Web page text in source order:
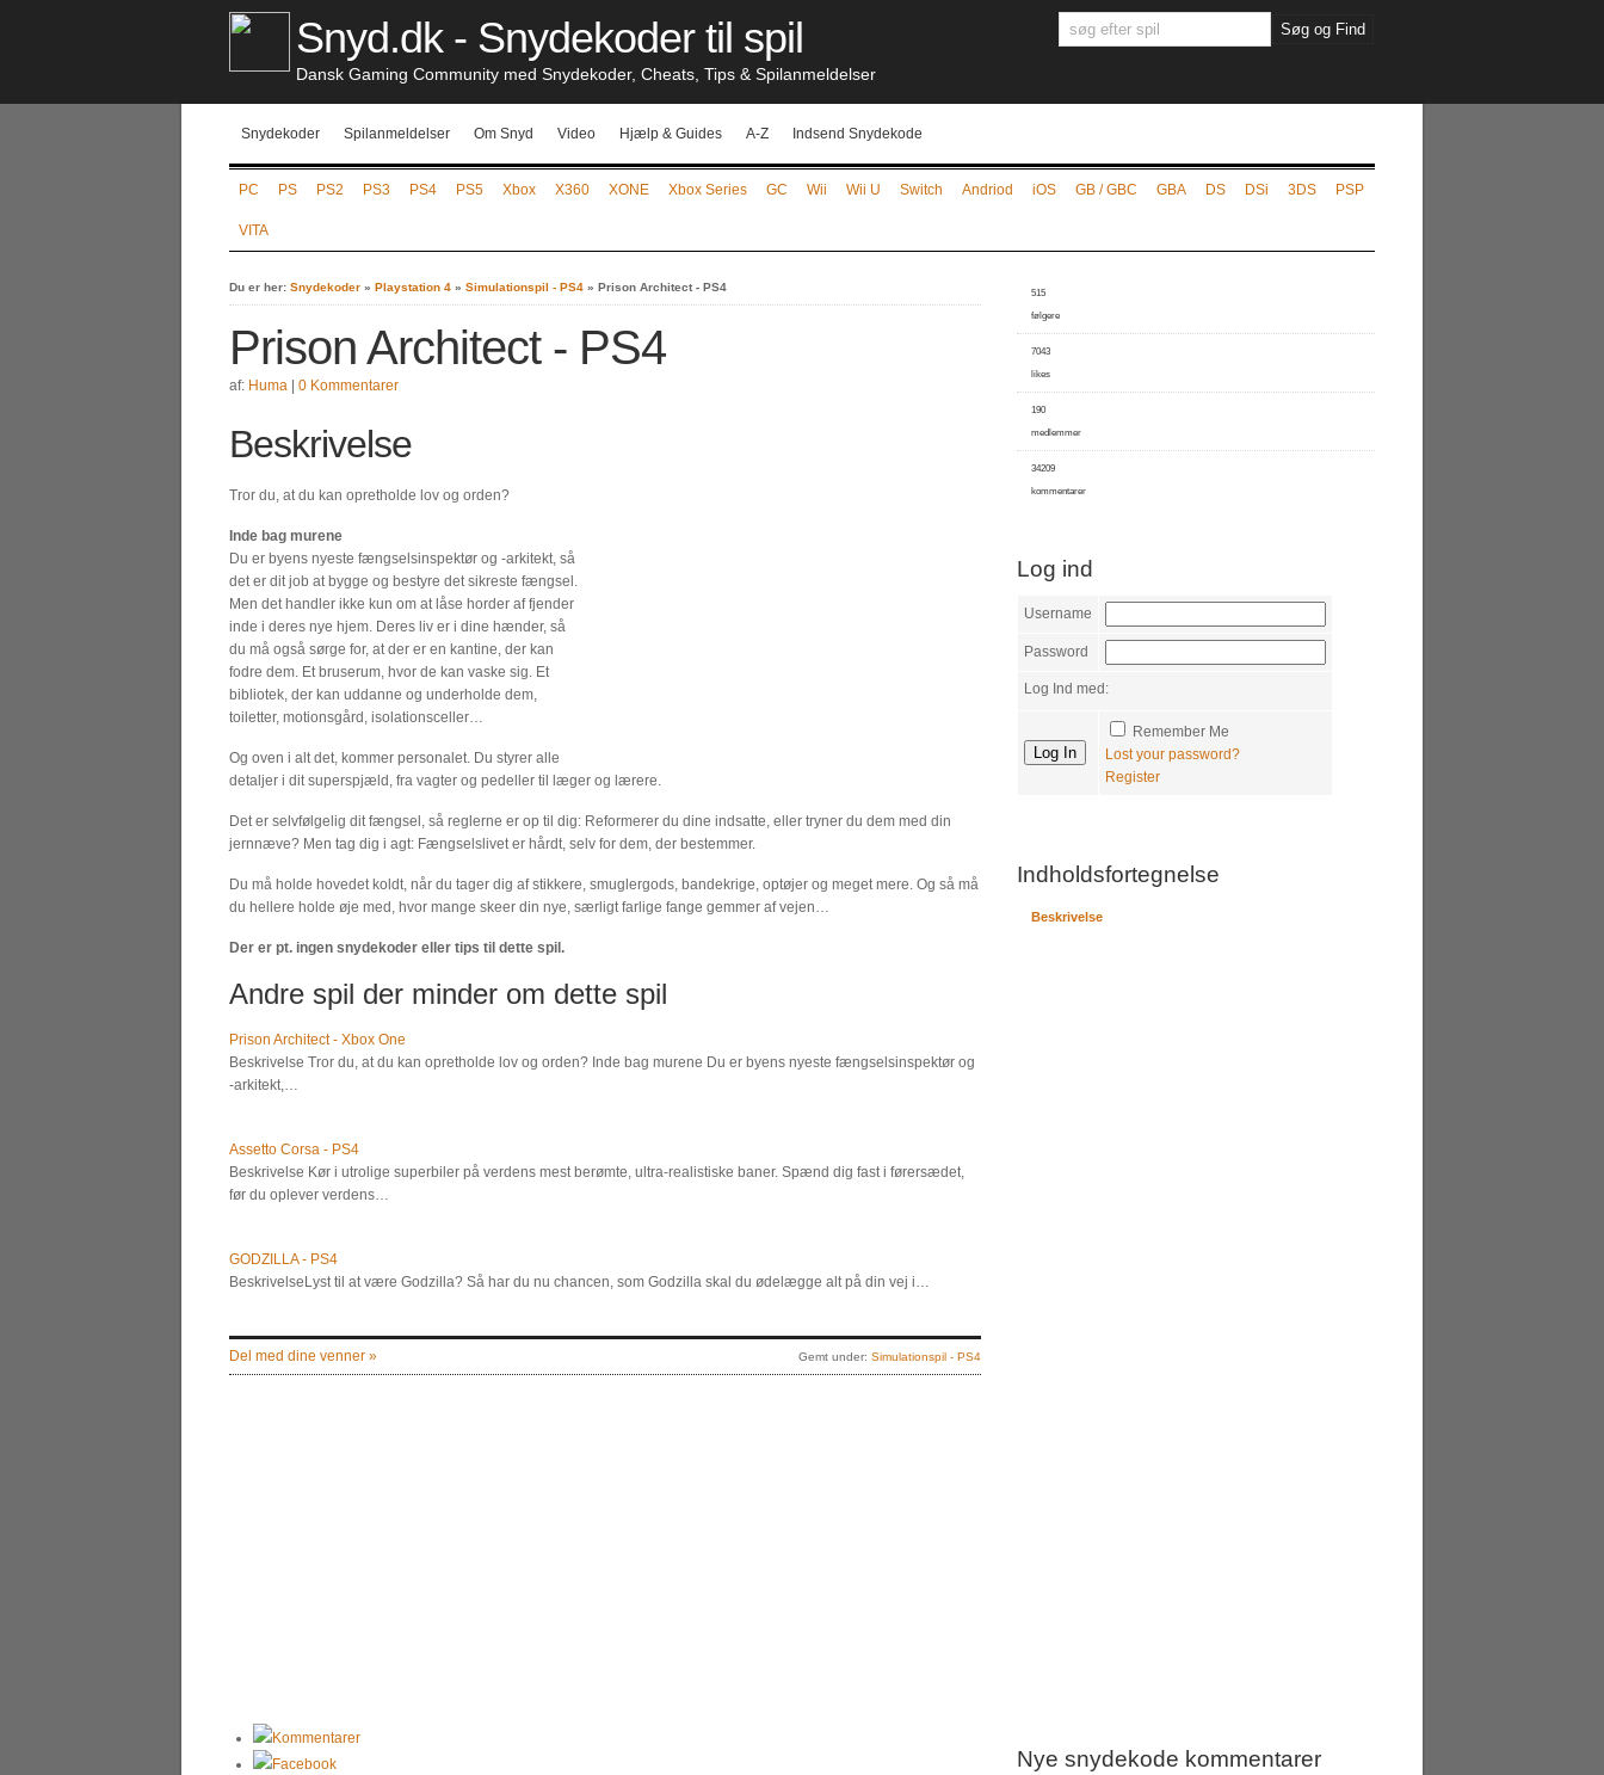
Snyd.dk - Snydekoder til spil
Dansk Gaming Community med Snydekoder, Cheats, Tips & Spilanmeldelser
Snydekoder Spilanmeldelser Om Snyd Video Hjælp & Guides A-Z Indsend Snydekode
PC PS PS2 PS3 PS4 PS5 Xbox X360 XONE Xbox Series GC Wii Wii U Switch Andriod iOS GB / GBC GBA DS DSi 3DS PSP
VITA
Du er her: Snydekoder » Playstation 4 » Simulationspil - PS4 » Prison Architect - PS4
Prison Architect - PS4
af: Huma 0 Kommentarer
Beskrivelse
Tror du, at du kan opretholde lov og orden?
Inde bag murene
Du er byens nyeste fængselsinspektør og -arkitekt, så
det er dit job at bygge og bestyre det sikreste fængsel.
Men det handler ikke kun om at låse horder af fjender
inde i deres nye hjem. Deres liv er i dine hænder, så
du må også sørge for, at der er en kantine, der kan
fodre dem. Et bruserum, hvor de kan vaske sig. Et
bibliotek, der kan uddanne og underholde dem,
toiletter, motionsgård, isolationsceller…
Og oven i alt det, kommer personalet. Du styrer alle
detaljer i dit superspjæld, fra vagter og pedeller til læger og lærere.
Det er selvfølgelig dit fængsel, så reglerne er op til dig: Reformerer du dine indsatte, eller tryner du dem med din
jernnæve? Men tag dig i agt: Fængselslivet er hårdt, selv for dem, der bestemmer.
Du må holde hovedet koldt, når du tager dig af stikkere, smuglergods, bandekrige, optøjer og meget mere. Og så må
du hellere holde øje med, hvor mange skeer din nye, særligt farlige fange gemmer af vejen…
Der er pt. ingen snydekoder eller tips til dette spil.
Andre spil der minder om dette spil
Prison Architect - Xbox One
Beskrivelse Tror du, at du kan opretholde lov og orden? Inde bag murene Du er byens nyeste fængselsinspektør og
-arkitekt,…
Assetto Corsa - PS4
Beskrivelse Kør i utrolige superbiler på verdens mest berømte, ultra-realistiske baner. Spænd dig fast i førersædet,
før du oplever verdens…
GODZILLA - PS4
BeskrivelseLyst til at være Godzilla? Så har du nu chancen, som Godzilla skal du ødelægge alt på din vej i…
Del med dine venner » Gemt under: Simulationspil - PS4
Kommentarer
Facebook
515
følgere
7043
likes
190
medlemmer
34209
kommentarer
Log ind
Username
Password
Log Ind med:
Remember Me
Lost your password?
Register
Indholdsfortegnelse
Beskrivelse
Nye snydekode kommentarer